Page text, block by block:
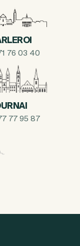
76 03 40
77 95 87